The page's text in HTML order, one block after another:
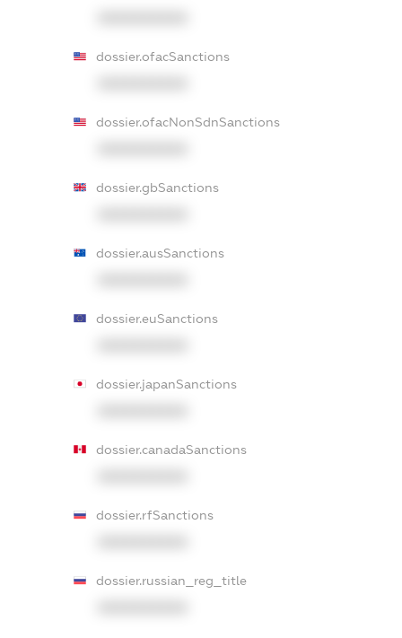
dossier.ofacSanctions
dossier.ofacNonSdnSanctions
dossier.gbSanctions
dossier.ausSanctions
dossier.euSanctions
dossier.japanSanctions
dossier.canadaSanctions
dossier.rfSanctions
dossier.russian_reg_title